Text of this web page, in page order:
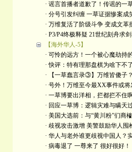
· 谣言首播者道歉了！传谣的一
· 分号引发纠缠 一草证据惨案成
· 万维复活了阶级斗争 变成文革
· P3/P4终极释疑 21世纪刻舟求
【海外华人-5】
· 可怜的远方！一个被心魔劫持
· 快评：特有理那盘棋为啥下不
· 【一草蠢言录③】万维皆傻子
· 号外！万维至今最XX事件或将
· 一草博要出洋相，拦都拦不住
· 回应一草博：逻辑灾难与瞒天
· 美国大选前：与“黄川粉”们商榷
· 歧视攻击激增 美警鼓励华人囤
· 华人与老外谁更歧视中国人？
· 病毒退了 一尊来了 很好很好！